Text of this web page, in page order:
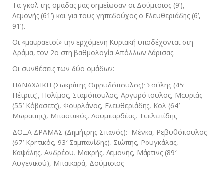
Τα γκολ της ομάδας μας σημείωσαν οι Δούμτσιος (9’),
Λεμονής (61’) και για τους γηπεδούχος ο Ελευθεριάδης (6’,
91’).
Οι «μαυραετοί» την ερχόμενη Κυριακή υποδέχονται στη
Δράμα, τον 2ο στη βαθμολογία Απόλλων Λάρισας.
Οι συνθέσεις των δύο ομάδων:
ΠΑΝΑΧΑΪΚΗ (Σωκράτης Οφρυδόπουλος): Σούλης (45′
Πέτριτς), Πολίμος, Σταμόπουλος, Αργυρόπουλος, Μαυριάς
(55′ Κόβασετς), Φουρλάνος, Ελευθεριάδης, Κολ (64′
Μωραϊτης), Μπαστακός, Λουμπαρδέας, Τσελεπίδης
ΔΟΞΑ ΔΡΑΜΑΣ (Δημήτρης Σπανός): Μένκα, Ρεβυθόπουλος
(67′ Κρητικός, 93′ Σαμπανίδης), Σιώπης, Ρουγκάλας,
Καψάλης, Ανδρέου, Μακρής, Λεμονής, Μάρτινς (89′
Αυγενικού), Μπαϊκαρά, Δούμτσιος